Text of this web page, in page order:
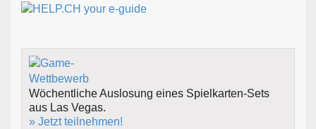
Wöchentliche Auslosung eines Spielkarten-Sets
aus Las Vegas.
» Jetzt teilnehmen!